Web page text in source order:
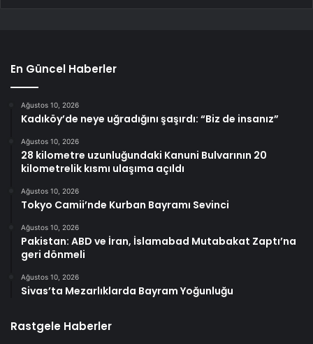
En Güncel Haberler
Ağustos 10, 2026
Kadıköy’de neye uğradığını şaşırdı: “Biz de insanız”
Ağustos 10, 2026
28 kilometre uzunluğundaki Kanuni Bulvarının 20
kilometrelik kısmı ulaşıma açıldı
Ağustos 10, 2026
Tokyo Camii’nde Kurban Bayramı Sevinci
Ağustos 10, 2026
Pakistan: ABD ve İran, İslamabad Mutabakat Zaptı’na
geri dönmeli
Ağustos 10, 2026
Sivas’ta Mezarlıklarda Bayram Yoğunluğu
Rastgele Haberler